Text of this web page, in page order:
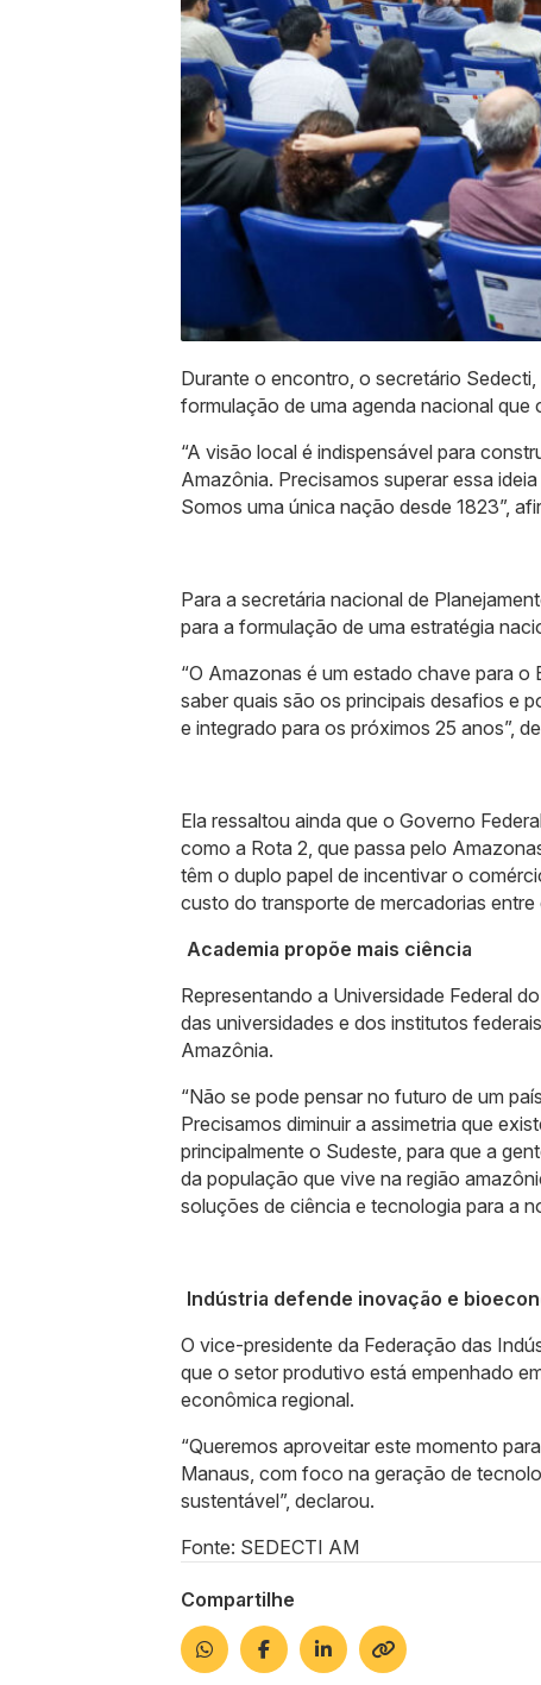
Durante o encontro, o secretário
formulação de uma agenda nacional que
“A visão local é indispensável para
Amazônia. Precisamos superar essa
Somos uma única nação desde 1823”,
Para a secretária nacional de
para a formulação de uma estratégia
“O Amazonas é um estado chave para o
saber quais são os principais desafios e
e integrado para os próximos 25 anos”,
Ela ressaltou ainda que o Governo
como a Rota 2, que passa pelo
têm o duplo papel de incentivar o
custo do transporte de mercadorias
Academia propõe mais ciência
Representando a Universidade Federal
das universidades e dos institutos
Amazônia.
“Não se pode pensar no futuro de um
Precisamos diminuir a assimetria que
principalmente o Sudeste, para que a
da população que vive na região
soluções de ciência e tecnologia para a
Indústria defende inovação e
O vice-presidente da Federação das
que o setor produtivo está empenhado
econômica regional.
“Queremos aproveitar este momento
Manaus, com foco na geração de
sustentável”, declarou.
Fonte: SEDECTI AM
Compartilhe